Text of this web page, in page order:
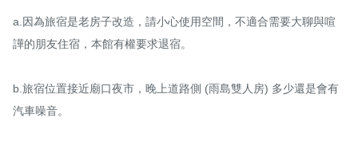
a.因為旅宿是老房子改造，請小心使用空間，不適合需要大聊與喧
譁的朋友住宿，本館有權要求退宿。
b.旅宿位置接近廟口夜市，晚上道路側 (雨島雙人房) 多少還是會有
汽車噪音。